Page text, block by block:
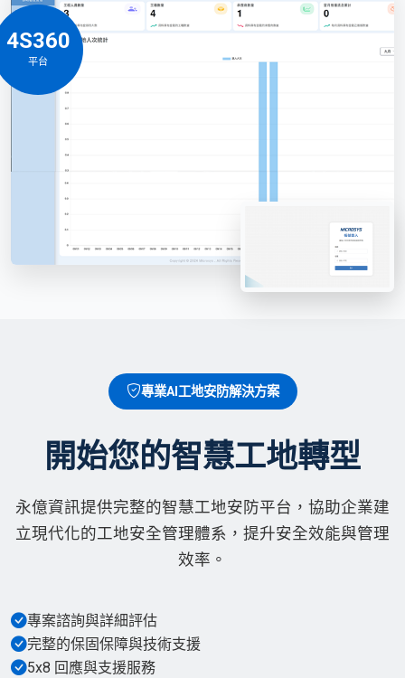
4S360
平台
專業AI工地安防解決方案
開始您的智慧工地轉型
永億資訊提供完整的智慧工地安防平台，協助企業建
立現代化的工地安全管理體系，提升安全效能與管理
效率。
專案諮詢與詳細評估
完整的保固保障與技術支援
5x8 回應與支援服務